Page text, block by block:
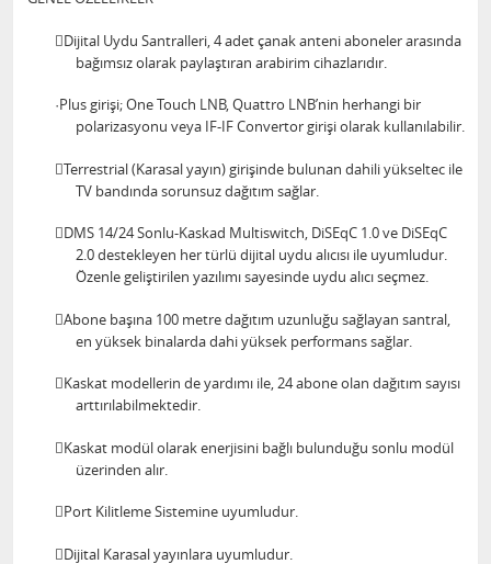
Dijital Uydu Santralleri, 4 adet çanak anteni aboneler arasında
bağımsız olarak paylaştıran arabirim cihazlarıdır.
·Plus girişi; One Touch LNB, Quattro LNB’nin herhangi bir
polarizasyonu veya IF-IF Convertor girişi olarak kullanılabilir.
Terrestrial (Karasal yayın) girişinde bulunan dahili yükseltec ile
TV bandında sorunsuz dağıtım sağlar.
DMS 14/24 Sonlu-Kaskad Multiswitch, DiSEqC 1.0 ve DiSEqC
2.0 destekleyen her türlü dijital uydu alıcısı ile uyumludur.
Özenle geliştirilen yazılımı sayesinde uydu alıcı seçmez.
Abone başına 100 metre dağıtım uzunluğu sağlayan santral,
en yüksek binalarda dahi yüksek performans sağlar.
Kaskat modellerin de yardımı ile, 24 abone olan dağıtım sayısı
arttırılabilmektedir.
Kaskat modül olarak enerjisini bağlı bulunduğu sonlu modül
üzerinden alır.
Port Kilitleme Sistemine uyumludur.
Dijital Karasal yayınlara uyumludur.